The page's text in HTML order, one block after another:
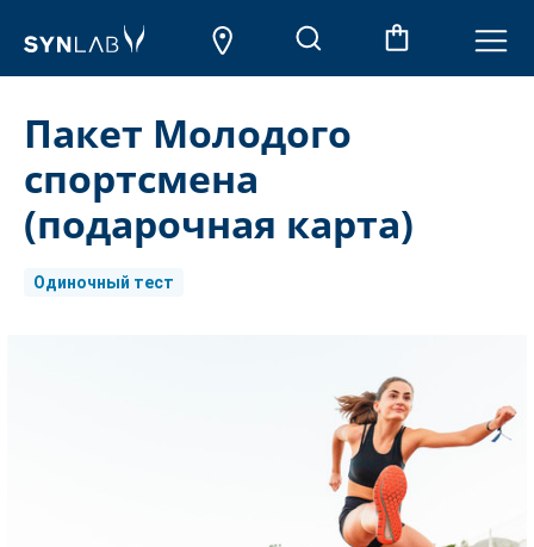
Пакет Молодого
спортсмена
(подарочная карта)
Одиночный тест